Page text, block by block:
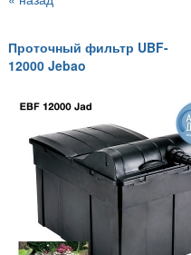
Проточный фильтр UBF-
12000 Jebao